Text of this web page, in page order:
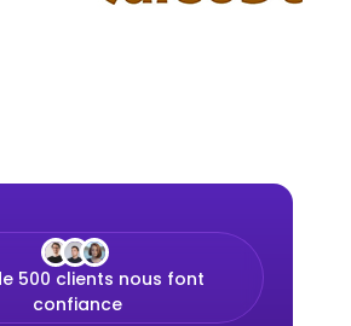
500 clients nous font
confiance